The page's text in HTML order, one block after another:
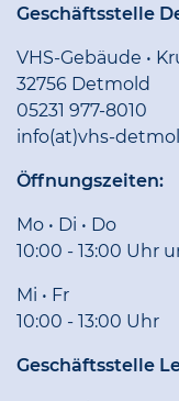
Geschäftsstelle
VHS-Gebäude •
32756 Detmold
05231 977-8010
info(at)vhs-
Öffnungszeiten:
Mo • Di • Do
10:00 - 13:00 Uhr
Mi • Fr
10:00 - 13:00 Uhr
Geschäftsstelle